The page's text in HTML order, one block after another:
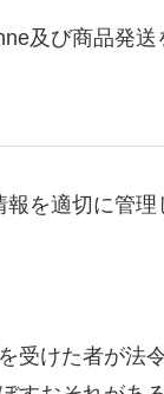
及び商品発
を適切に管
受けた者が